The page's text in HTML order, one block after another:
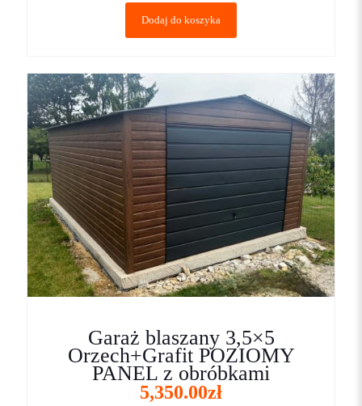
Dodaj do koszyka
Garaż blaszany 3,5×5
Orzech+Grafit POZIOMY
PANEL z obróbkami
5,350.00zł